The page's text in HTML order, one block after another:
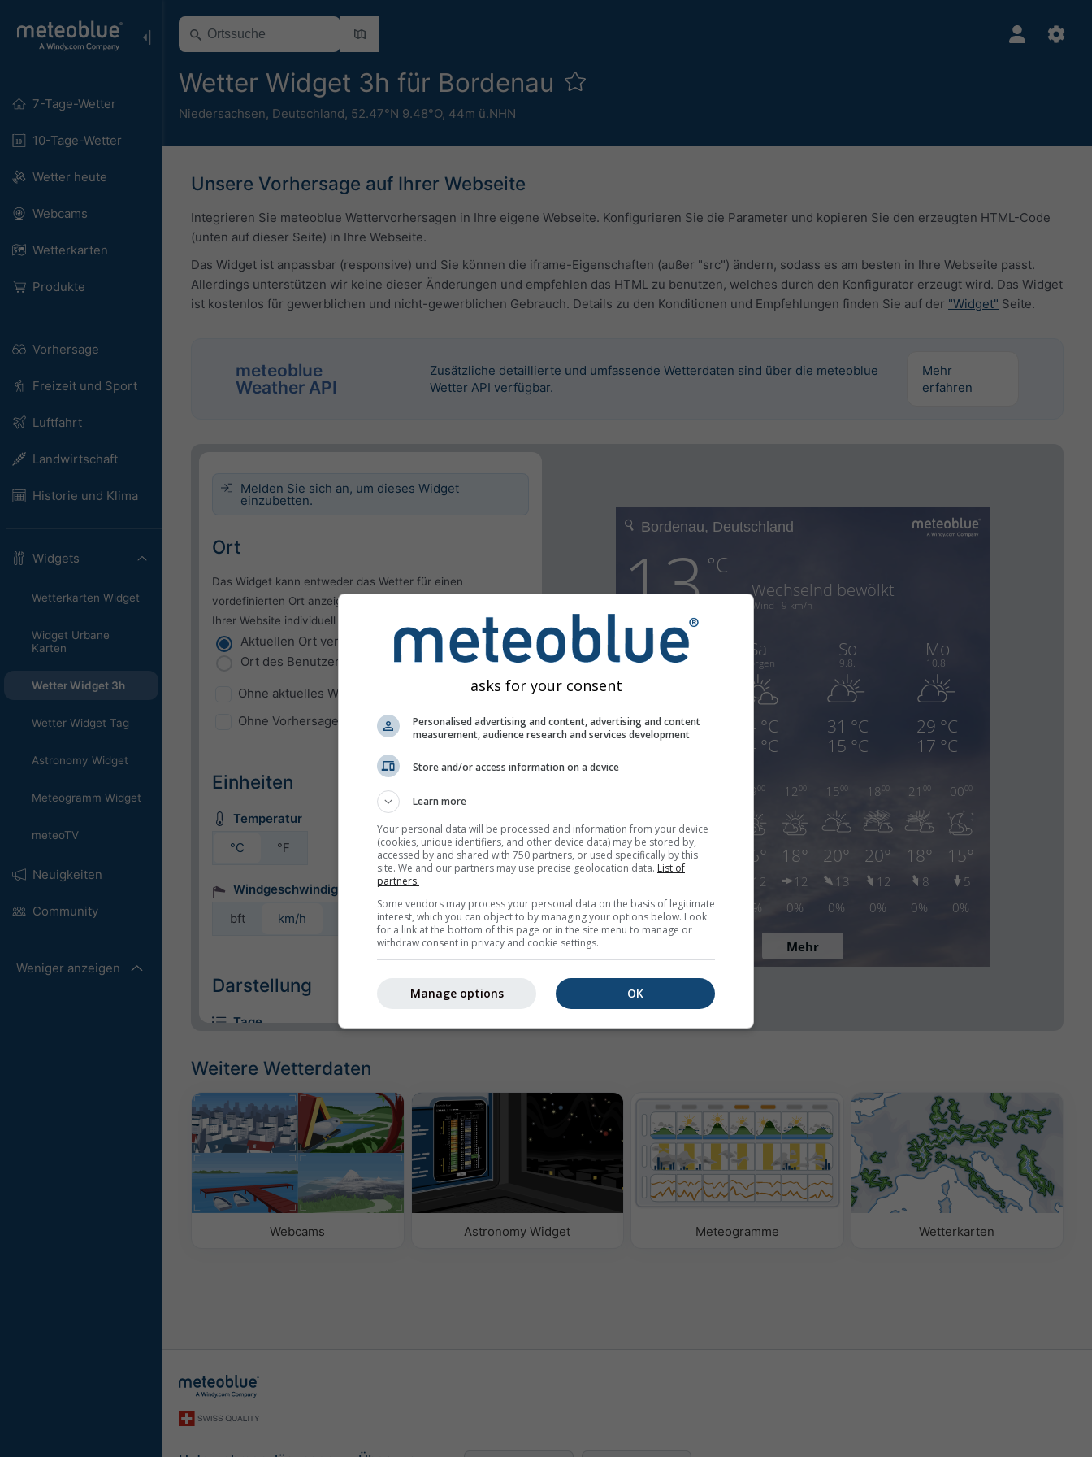
7-Tage-Wetter
10-Tage-Wetter
Wetter heute
Webcams
Wetterkarten
Produkte
Vorhersage
Freizeit und Sport
Luftfahrt
Landwirtschaft
Historie und Klima
Widgets
Wetterkarten Widget
Widget Urbane
Karten
Wetter Widget 3h
Wetter Widget Tag
Astronomy Widget
Meteogramm Widget
meteoTV
Neuigkeiten
Community
Weniger anzeigen
Wetter Widget 3h für Bordenau
Niedersachsen, Deutschland, 52.47°N 9.48°O, 44m ü.NHN
Unsere Vorhersage auf Ihrer Webseite
Integrieren Sie meteoblue Wettervorhersagen in Ihre eigene Webseite. Konfigurieren Sie die Parameter und kopieren Sie den erzeugten HTML-Code
(unten auf dieser Seite) in Ihre Webseite.
Das Widget ist anpassbar (responsive) und Sie können die iframe-Eigenschaften (außer "src") ändern, sodass es am besten in Ihre Webseite passt.
Allerdings unterstützen wir keine dieser Änderungen und empfehlen das HTML zu benutzen, welches durch den Konfigurator erzeugt wird. Das Widget
ist kostenlos für gewerblichen und nicht-gewerblichen Gebrauch. Details zu den Konditionen und Empfehlungen finden Sie auf der "Widget" Seite.
meteoblue
Weather API
Zusätzliche detaillierte und umfassende Wetterdaten sind über die meteoblue
Wetter API verfügbar.
Mehr
erfahren
Melden Sie sich an, um dieses Widget
einzubetten.
Ort
Das Widget kann entweder das Wetter für einen
vordefinierten Ort anzeigen, oder den Ort jedes Besuchers
Ihrer Website individuell bestimmen.
Aktuellen Ort verwenden
Ort des Benutzers verwenden
Ohne aktuelles Wetter
Ohne Vorhersage
Einheiten
Temperatur
°C
°F
Windgeschwindigkeit
bft
km/h mph kn
Darstellung
Tage
Hintergrund
Mit Hintergrundbild
Mit Hintergrundfarbe
Kein Hintergrund: Dunkler Text
Kein Hintergrund: Heller Text
Weitere Wetterdaten
Webcams Astronomy Widget Meteogramme Wetterkarten
asks for your consent
Personalised advertising and content, advertising and content
measurement, audience research and services development
Store and/or access information on a device
Learn more
Your personal data will be processed and information from your device
(cookies, unique identifiers, and other device data) may be stored by,
accessed by and shared with 750 partners, or used specifically by this
site. We and our partners may use precise geolocation data. List of
partners.
Some vendors may process your personal data on the basis of legitimate
interest, which you can object to by managing your options below. Look
for a link at the bottom of this page or in the site menu to manage or
withdraw consent in privacy and cookie settings.
OK
Manage options